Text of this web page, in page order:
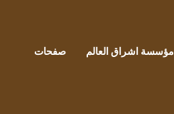
مؤسسة اشراق العالم صفحات